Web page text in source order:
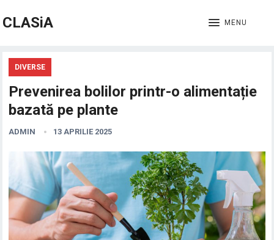
CLASiA MENU
DIVERSE
Prevenirea bolilor printr-o alimentație
bazată pe plante
ADMIN 13 APRILIE 2025